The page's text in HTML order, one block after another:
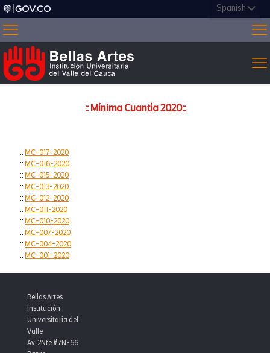
:: Mínima Cuantía 2020::
::MC-017-2020
::MC-016-2020
::MC-015-2020
::MC-013-2020
::MC-012-2020
::MC-011-2020
::MC-010-2020
::MC-007-2020
::MC-004-2020
::MC-001-2020
Bellas Artes
Institución
Universitaria del
Valle
Av. 2Nte #7N-66